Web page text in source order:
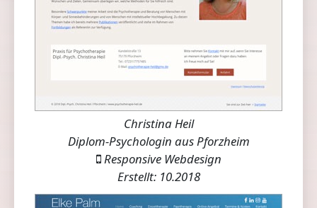
Christina Heil
Diplom-Psychologin aus Pforzheim
Responsive Webdesign
Erstellt: 10.2018